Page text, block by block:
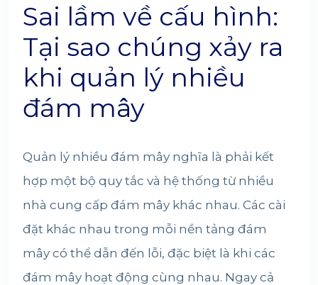
Sai lầm về cấu hình:
Tại sao chúng xảy ra
khi quản lý nhiều
đám mây
Quản lý nhiều đám mây nghĩa là phải kết
hợp một bộ quy tắc và hệ thống từ nhiều
nhà cung cấp đám mây khác nhau. Các cài
đặt khác nhau trong mỗi nền tảng đám
mây có thể dẫn đến lỗi, đặc biệt là khi các
đám mây hoạt động cùng nhau. Ngay cả